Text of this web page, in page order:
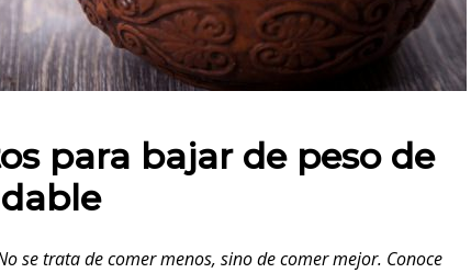
para bajar de peso de
se trata de comer menos, sino de comer mejor. Conoce